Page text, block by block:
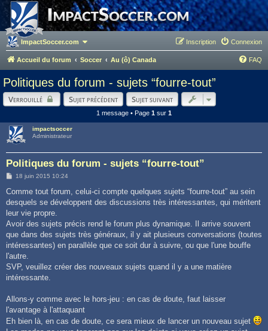
ImpactSoccer.com Connexion
Inscription
Accueil du forum Soccer Au (ô) Canada FAQ
Politiques du forum - sujets “fourre-tout”
Verrouillé Sujet précédent Sujet suivant
1 message • Page 1 sur 1
impactsoccer
Administrateur
Politiques du forum - sujets “fourre-tout”
M
s
a
g
18 juin 2015 10:24
Comme tout forum, celui-ci compte quelques sujets “fourre-tout” au sein
desquels se développent des discussions très intéressantes, qui méritent
leur vie propre.
Avoir des sujets précis rend le forum plus dynamique. Il arrive souvent
que dans des sujets très généraux, il y ait plusieurs conversations (toutes
intéressantes) en parallèle que ce soit dur à suivre, ou que l'une bouffe
l'autre.
SVP, veuillez créer des nouveaux sujets quand il y a une matière
intéressante.
Allons-y comme avec le hors-jeu : en cas de doute, faut laisser
l'avantage à l'attaquant
Eh bien là, en cas de doute, ce sera mieux de lancer un nouveau sujet